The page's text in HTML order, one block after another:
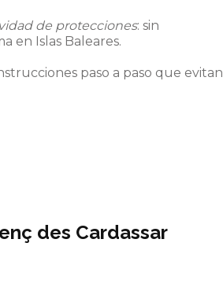
de protecciones: sin
en Islas Baleares.
paso a paso que evitan
des Cardassar